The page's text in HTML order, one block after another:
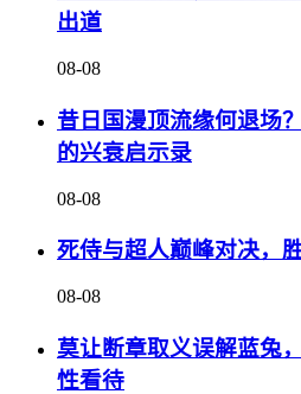
出道
08-08
昔日国漫顶流缘何退场
的兴衰启示录
08-08
死侍与超人巅峰对决，
08-08
莫让断章取义误解蓝兔
性看待